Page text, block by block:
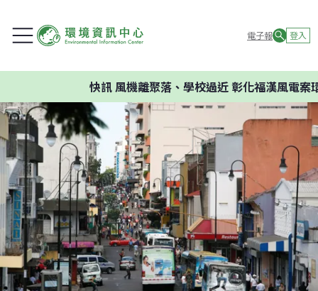
電子報 登入
風機離聚落、學校過近 彰化福漢風電案環委